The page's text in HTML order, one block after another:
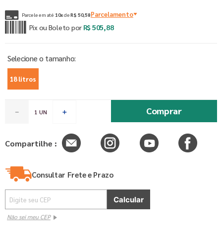
Parcele em até 10xdeR$ 50,58Parcelamento
Pix ou Boleto por R$505,88
18 litros
＋
－ Comprar
Compartilhe :
Consultar Frete e Prazo
Não sei meu CEP